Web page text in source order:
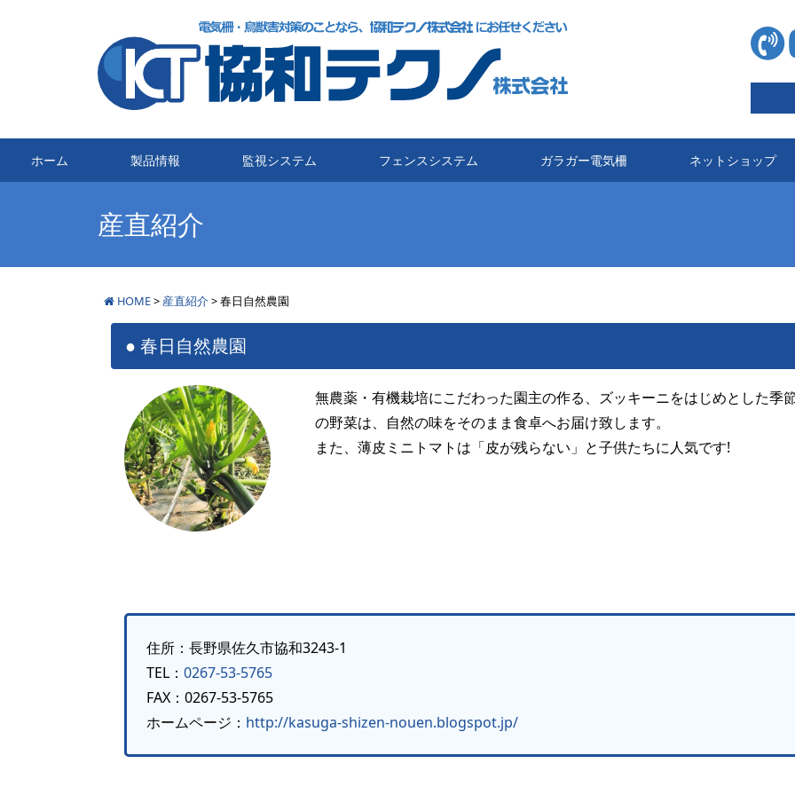
メインナビゲーション
ホーム 製品情報 監視システム フェンスシステム ガラガー電気柵 ネットショップ
産直紹介
HOME> 産直紹介>春日自然農園
春日自然農園
無農薬・有機栽培にこだわった園主の作る、ズッキーニをはじめとした季
の野菜は、自然の味をそのまま食卓へお届け致します。
また、薄皮ミニトマトは「皮が残らない」と子供たちに人気です!
住所：長野県佐久市協和3243-1
TEL：0267-53-5765
FAX：0267-53-5765
ホームページ： http://kasuga-shizen-nouen.blogspot.jp/